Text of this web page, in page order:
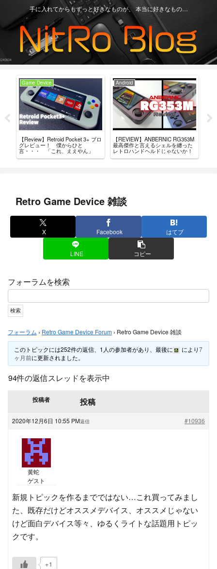
手に入れてからもずっと好きなものが、 本当に好きなもの…
Game Device
【Review】Retroid Pocket 3+ ブロ
グレビュー！ 僕からひと
言・・・ 「これ、ええやん」
Android
【REVIEW】ANBERNIC RG353M
最高傑作と言えるシェルを纏った
レトロハンドヘルドじゃないか！
Retro Game Device 雑談
X Facebook はてブ
LINE コピー
フォーラムを検索
フォーラム › Retro Game Device Forum › Retro Game Device 雑談
このトピックには252件の返信、1人の参加者があり、最後に により7
ヶ月前に更新されました。
94件の返信スレッドを表示中
投稿者 投稿
2020年12月6日 10:55 PM #10936
返信
黄蛇
ゲスト
新規トピックを作るまでではない…これ買ってみまし
た、既存だけどオススメデバイス、オススメじゃない
けど面白デバイス等々、ゆるくライトな話題用トピッ
クです。
+1